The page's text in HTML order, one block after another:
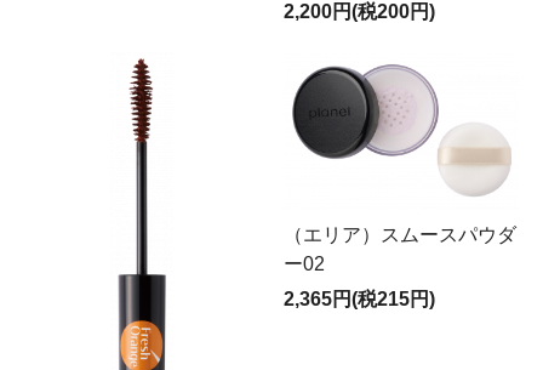
2,200円(税200円)
（エリア）スムースパウダ
ー02
2,365円(税215円)